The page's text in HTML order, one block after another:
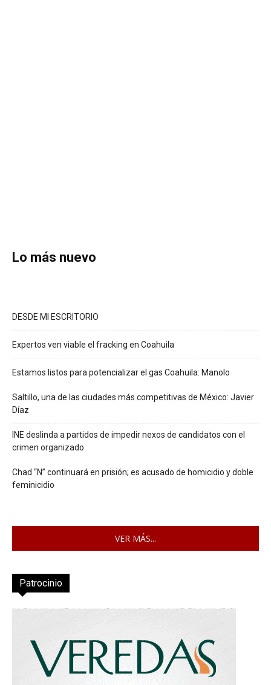
Lo más nuevo
DESDE MI ESCRITORIO
Expertos ven viable el fracking en Coahuila
Estamos listos para potencializar el gas Coahuila: Manolo
Saltillo, una de las ciudades más competitivas de México: Javier
Díaz
INE deslinda a partidos de impedir nexos de candidatos con el
crimen organizado
Chad “N” continuará en prisión; es acusado de homicidio y doble
feminicidio
VER MÁS...
Patrocinio